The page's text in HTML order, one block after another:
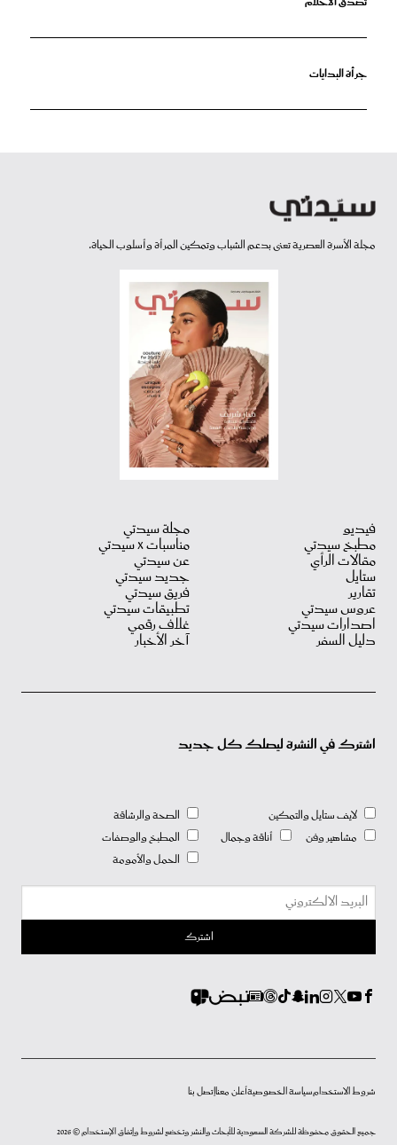
جرأة البدايات
مجلة الأسرة العصرية تعنى بدعم الشباب وتمكين المرأة وأسلوب الحياة.
فيديو
مطبخ سيدتي
مقالات الرأي
ستايل
تقارير
عروس سيدتي
اصدارات سيدتي
دليل السفر
مجلة سيدتي
مناسبات X سيدتي
عن سيدتي
جديد سيدتي
فريق سيدتي
تطبيقات سيدتي
غلاف رقمي
آخر الأخبار
اشترك في النشرة ليصلك كل جديد
لايف ستايل والتمكين
مشاهير وفن
أناقة وجمال
الصحة والرشاقة
المطبخ والوصفات
الحمل والأمومة
شروط الاستخدامسياسة الخصوصيةأعلن معناإتصل بنا
جميع الحقوق محفوظة للشركة السعودية للأبحاث والنشر وتخضع لشروط وإتفاق الإستخدام © 2026